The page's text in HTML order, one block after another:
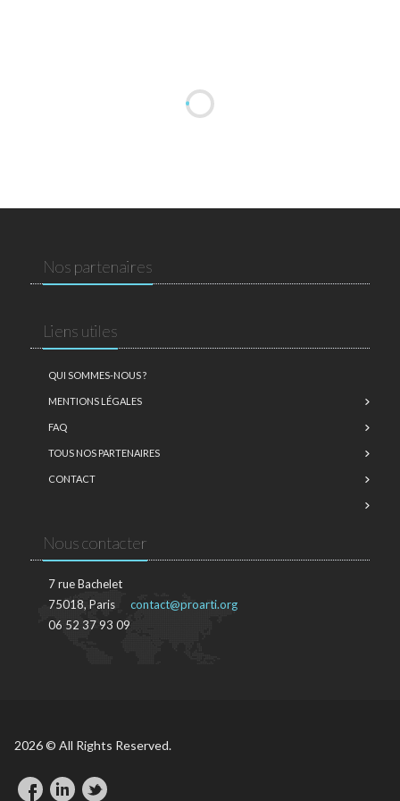
Nos partenaires
Liens utiles
QUI SOMMES-NOUS ?
MENTIONS LÉGALES
FAQ
TOUS NOS PARTENAIRES
CONTACT
Nous contacter
7 rue Bachelet
75018, Paris
06 52 37 93 09
contact@proarti.org
2026 © All Rights Reserved.